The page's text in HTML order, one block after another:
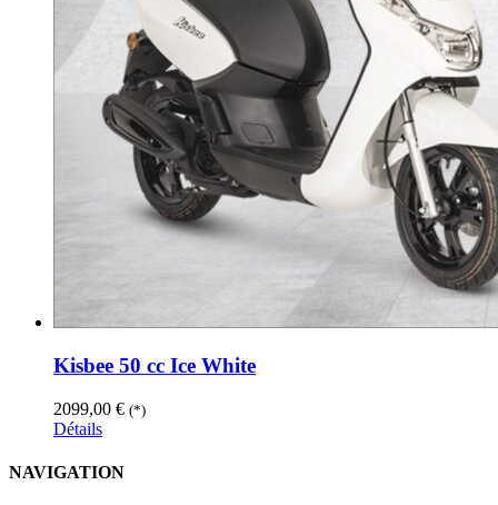
Kisbee 50 cc Ice White
2099,00 € (*)
Détails
NAVIGATION